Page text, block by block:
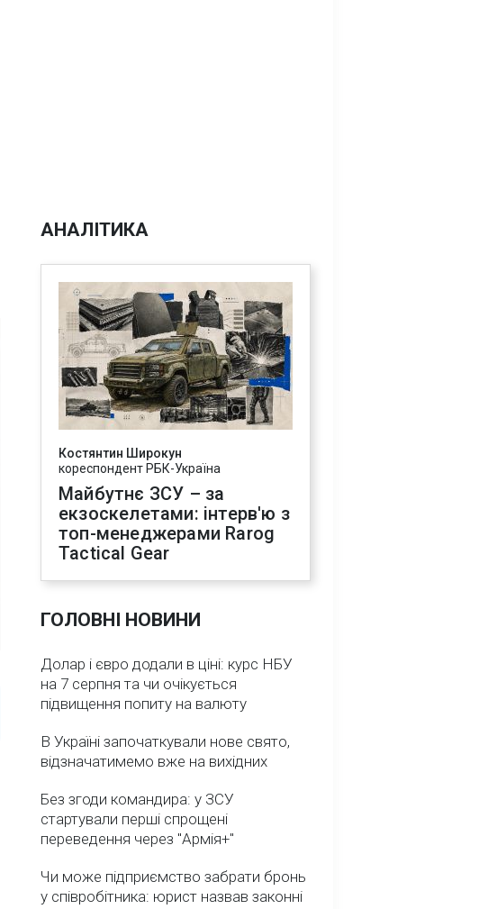
АНАЛІТИКА
Костянтин Широкун
кореспондент РБК-Україна
Майбутнє ЗСУ – за
екзоскелетами: інтерв'ю з
топ-менеджерами Rarog
Tactical Gear
ГОЛОВНІ НОВИНИ
Долар і євро додали в ціні: курс НБУ
на 7 серпня та чи очікується
підвищення попиту на валюту
В Україні започаткували нове свято,
відзначатимемо вже на вихідних
Без згоди командира: у ЗСУ
стартували перші спрощені
переведення через "Армія+"
Чи може підприємство забрати бронь
у співробітника: юрист назвав законні